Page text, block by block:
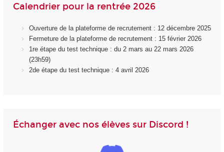
Calendrier pour la rentrée 2026
Ouverture de la plateforme de recrutement : 12 décembre 2025
Fermeture de la plateforme de recrutement : 15 février 2026
1re étape du test technique : du 2 mars au 22 mars 2026
(23h59)
2de étape du test technique : 4 avril 2026
Échanger avec nos élèves sur Discord !